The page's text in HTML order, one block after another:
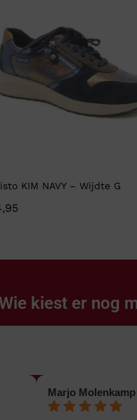
KIM NAVY – Wijdte G
kiest er nog
Marjo Molenkamp